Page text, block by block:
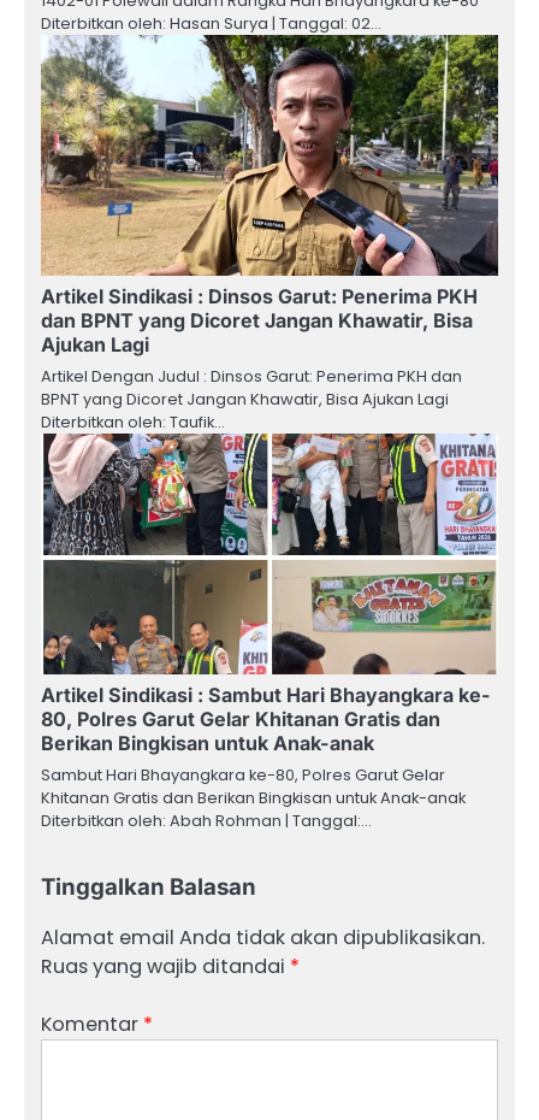
Diterbitkan oleh: Hasan Surya | Tanggal: 02…
Artikel Sindikasi : Dinsos Garut: Penerima PKH
dan BPNT yang Dicoret Jangan Khawatir, Bisa
Ajukan Lagi
Artikel Dengan Judul : Dinsos Garut: Penerima PKH dan
BPNT yang Dicoret Jangan Khawatir, Bisa Ajukan Lagi
Diterbitkan oleh: Taufik…
Artikel Sindikasi : Sambut Hari Bhayangkara ke-
80, Polres Garut Gelar Khitanan Gratis dan
Berikan Bingkisan untuk Anak-anak
Sambut Hari Bhayangkara ke-80, Polres Garut Gelar
Khitanan Gratis dan Berikan Bingkisan untuk Anak-anak
Diterbitkan oleh: Abah Rohman | Tanggal:…
Tinggalkan Balasan
Alamat email Anda tidak akan dipublikasikan.
Ruas yang wajib ditandai *
Komentar *